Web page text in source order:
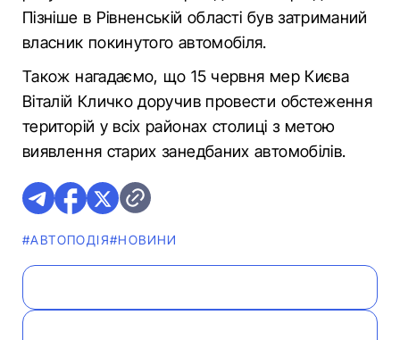
Пізніше в Рівненській області був затриманий
власник покинутого автомобіля.
Також нагадаємо, що 15 червня мер Києва
Віталій Кличко доручив провести обстеження
територій у всіх районах столиці з метою
виявлення старих занедбаних автомобілів.
#АВТОПОДІЯ#НОВИНИ